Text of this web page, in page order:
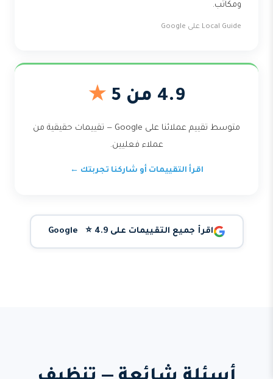
ومكاتب.
Local Guide على Google
4.9 من 5 ★
متوسط تقييم عملائنا على Google — تقييمات حقيقية من
عملاء فعليين.
اقرأ التقييمات أو شاركنا تجربتك ←
اقرأ جميع التقييمات على Google ⭐ 4.9